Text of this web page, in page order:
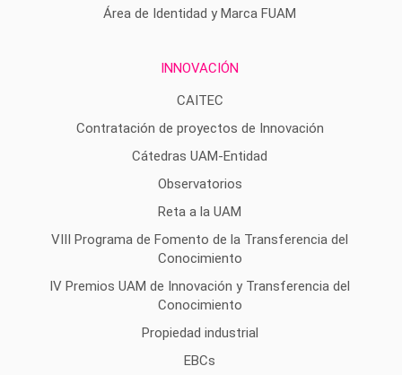
Área de Identidad y Marca FUAM
INNOVACIÓN
CAITEC
Contratación de proyectos de Innovación
Cátedras UAM-Entidad
Observatorios
Reta a la UAM
VIII Programa de Fomento de la Transferencia del
Conocimiento
IV Premios UAM de Innovación y Transferencia del
Conocimiento
Propiedad industrial
EBCs